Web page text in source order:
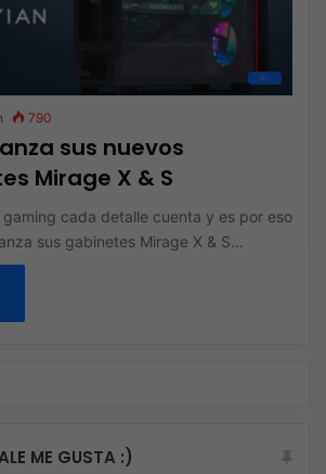
All
790
sus nuevos
Mirage X & S
gaming cada detalle cuenta y es por eso
sus gabinetes Mirage X & S…
ME GUSTA :)